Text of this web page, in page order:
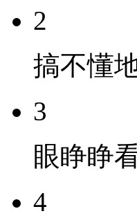
2
搞不懂
3
眼睁睁
4